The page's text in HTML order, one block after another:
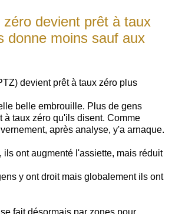
devient prêt à taux
donne moins sauf aux
devient prêt à taux zéro plus
belle embrouille. Plus de gens
à taux zéro qu'ils disent. Comme
après analyse, y'a arnaque.
ils ont augmenté l'assiette, mais réduit
y ont droit mais globalement ils ont
fait désormais par zones pour